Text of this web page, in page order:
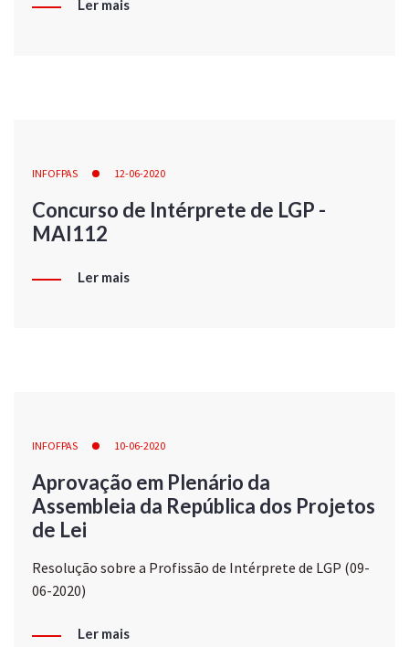
Ler mais
INFOFPAS 12-06-2020
Concurso de Intérprete de LGP -
MAI112
Ler mais
INFOFPAS 10-06-2020
Aprovação em Plenário da
Assembleia da República dos Projetos
de Lei
Resolução sobre a Profissão de Intérprete de LGP (09-
06-2020)
Ler mais